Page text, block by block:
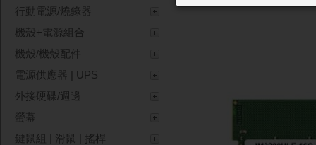
行動電源/燒錄器
機殼+電源組合
機殼/機殼配件
電源供應器 | UPS
外接硬碟/週邊
螢幕
鍵鼠組 | 滑鼠 | 搖桿